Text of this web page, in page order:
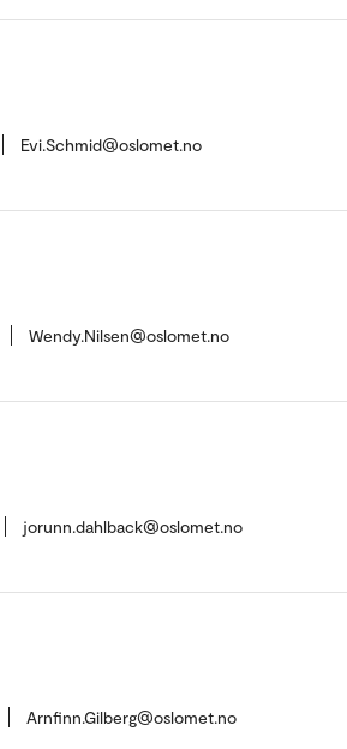
Evi.Schmid@oslomet.no
Wendy.Nilsen@oslomet.no
jorunn.dahlback@oslomet.no
Arnfinn.Gilberg@oslomet.no